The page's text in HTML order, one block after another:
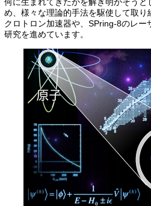
め、様々な理論的手法を駆使して取
クロトロン加速器や、SPring-8のレ
研究を進めています。